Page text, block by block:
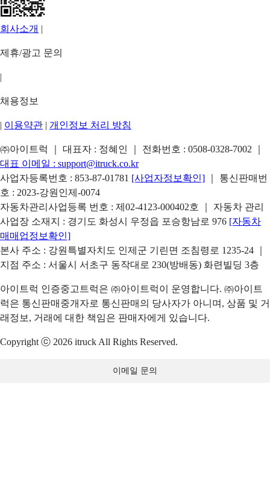
회사소개 |
제휴/광고 문의
|
채용정보
| 이용약관 | 개인정보 처리 방침
㈜아이트럭 ｜ 대표자 : 정혜인 ｜ 전화번호 : 0508-0328-7002
대표 이메일 : support@itruck.co.kr
사업자등록번호 : 853-87-01781 [사업자정보확인]
｜ 통신판매번
호 : 2023-강원인제-0074
자동차관리사업등록 번호 : 제02-4123-000402호 ｜ 자동차 관리
사업장 소재지 : 경기도 화성시 우정읍 포승항남로 976 [자동차
매매업정보확인]
본사 주소 : 강원특별자치도 인제군 기린면 조침령로 1235-24 ｜
지점 주소 : 서울시 서초구 동작대로 230(방배동) 화련빌딩 3층
아이트럭 인증중고트럭은 ㈜아이트럭이 운영합니다. ㈜아이트
럭은 통신판매중개자로 통신판매의 당사자가 아니며, 상품 및 거
래정보, 거래에 대한 책임은 판매자에게 있습니다.
Copyright ⓒ 2026 itruck All Rights Reserved.
이메일 문의